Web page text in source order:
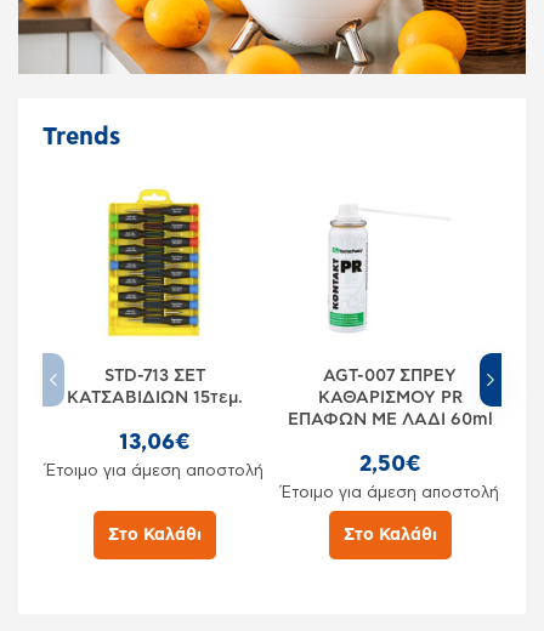
Trends
STD-713 ΣΕΤ
ΚΑΤΣΑΒΙΔΙΩΝ 15τεμ.
13,06€
Έτοιμο για άμεση αποστολή
Στο Καλάθι
AGT-007 ΣΠΡΕΥ
ΚΑΘΑΡΙΣΜΟΥ PR
ΕΠΑΦΩΝ ΜΕ ΛΑΔΙ 60ml
2,50€
Έτοιμο για άμεση αποστολή
Στο Καλάθι